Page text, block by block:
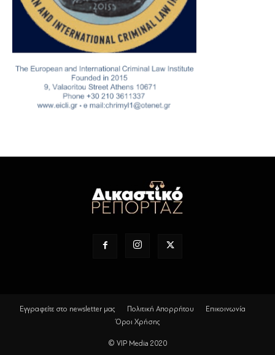
Εγγραφείτε στο newsletter μας Πολιτική Απορρήτου
Επικοινωνία
Όροι Χρήσης
© VIP Media 2020